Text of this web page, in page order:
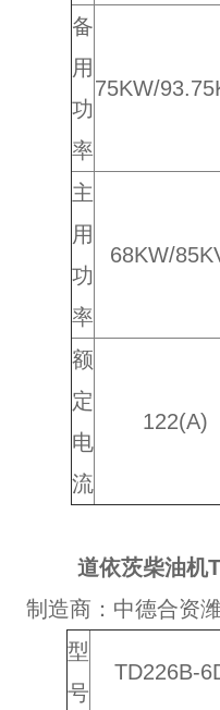
备
用
功
率
75KW/
主
用
功
率
68KW/
额
定
电
流
122(A)
道依茨柴油机
制造商：中德合资
型
号
TD226B-